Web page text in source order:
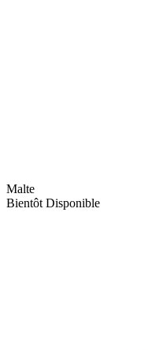
Malte
Bientôt Disponible